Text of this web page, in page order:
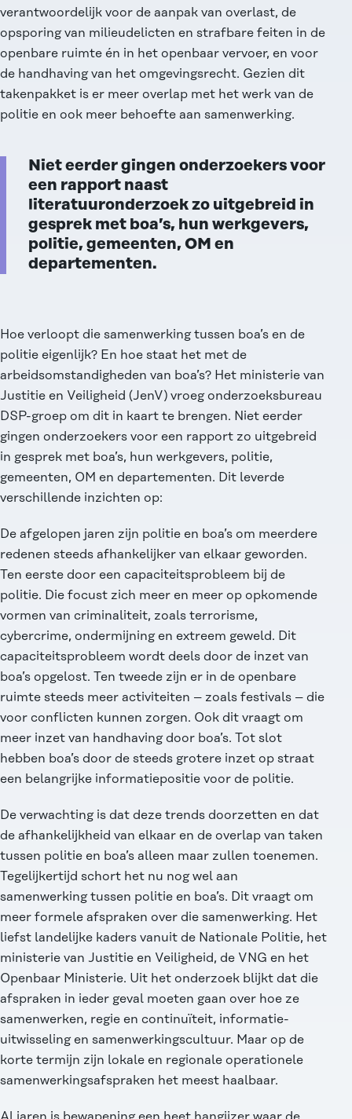
verantwoordelijk voor de aanpak van overlast, de
opsporing van milieudelicten en strafbare feiten in de
openbare ruimte én in het openbaar vervoer, en voor
de handhaving van het omgevingsrecht. Gezien dit
takenpakket is er meer overlap met het werk van de
politie en ook meer behoefte aan samenwerking.
Niet eerder gingen onderzoekers voor
een rapport naast
literatuuronderzoek zo uitgebreid in
gesprek met boa’s, hun werkgevers,
politie, gemeenten, OM en
departementen.
Hoe verloopt die samenwerking tussen boa’s en de
politie eigenlijk? En hoe staat het met de
arbeidsomstandigheden van boa’s? Het ministerie van
Justitie en Veiligheid (JenV) vroeg onderzoeksbureau
DSP-groep om dit in kaart te brengen. Niet eerder
gingen onderzoekers voor een rapport zo uitgebreid
in gesprek met boa’s, hun werkgevers, politie,
gemeenten, OM en departementen. Dit leverde
verschillende inzichten op:
De afgelopen jaren zijn politie en boa’s om meerdere
redenen steeds afhankelijker van elkaar geworden.
Ten eerste door een capaciteitsprobleem bij de
politie. Die focust zich meer en meer op opkomende
vormen van criminaliteit, zoals terrorisme,
cybercrime, ondermijning en extreem geweld. Dit
capaciteitsprobleem wordt deels door de inzet van
boa’s opgelost. Ten tweede zijn er in de openbare
ruimte steeds meer activiteiten – zoals festivals – die
voor conflicten kunnen zorgen. Ook dit vraagt om
meer inzet van handhaving door boa’s. Tot slot
hebben boa’s door de steeds grotere inzet op straat
een belangrijke informatiepositie voor de politie.
De verwachting is dat deze trends doorzetten en dat
de afhankelijkheid van elkaar en de overlap van taken
tussen politie en boa’s alleen maar zullen toenemen.
Tegelijkertijd schort het nu nog wel aan
samenwerking tussen politie en boa’s. Dit vraagt om
meer formele afspraken over die samenwerking. Het
liefst landelijke kaders vanuit de Nationale Politie, het
ministerie van Justitie en Veiligheid, de VNG en het
Openbaar Ministerie. Uit het onderzoek blijkt dat die
afspraken in ieder geval moeten gaan over hoe ze
samenwerken, regie en continuïteit, informatie-
uitwisseling en samenwerkingscultuur. Maar op de
korte termijn zijn lokale en regionale operationele
samenwerkingsafspraken het meest haalbaar.